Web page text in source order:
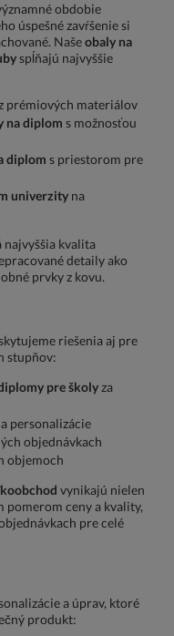
obdobie
úspešné zavŕšenie si
Našeobaly na
spĺňajú najvyššie
prémiových materiálov
na diplom s možnosťou
diplom s priestorom pre
univerzity na
kvalita
detaily ako
prvky z kovu.
riešenia aj pre
stupňov:
pre školyza
personalizácie
objednávkach
objemoch
vynikajú nielen
ceny a kvality,
pre celé
a úprav, ktoré
produkt: